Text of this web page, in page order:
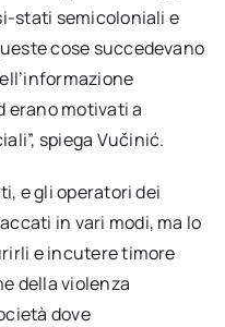
stati semicoloniali e
cose succedevano
erano motivati a
spiega Vučinić.
e gli operatori dei
in vari modi, ma lo
e incutere timore
della violenza
dove